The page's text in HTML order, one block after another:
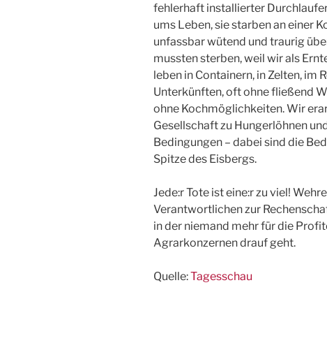
fehlerhaft installierter
ums Leben, sie starben an einer
unfassbar wütend und traurig
mussten sterben, weil wir als
leben in Containern, in Zelten, im
Unterkünften, oft ohne fließend
ohne Kochmöglichkeiten. Wir
Gesellschaft zu Hungerlöhnen
Bedingungen – dabei sind die
Spitze des Eisbergs.
Jede:r Tote ist eine:r zu viel!
Verantwortlichen zur
in der niemand mehr für die
Agrarkonzernen drauf geht.
Quelle:Tagesschau